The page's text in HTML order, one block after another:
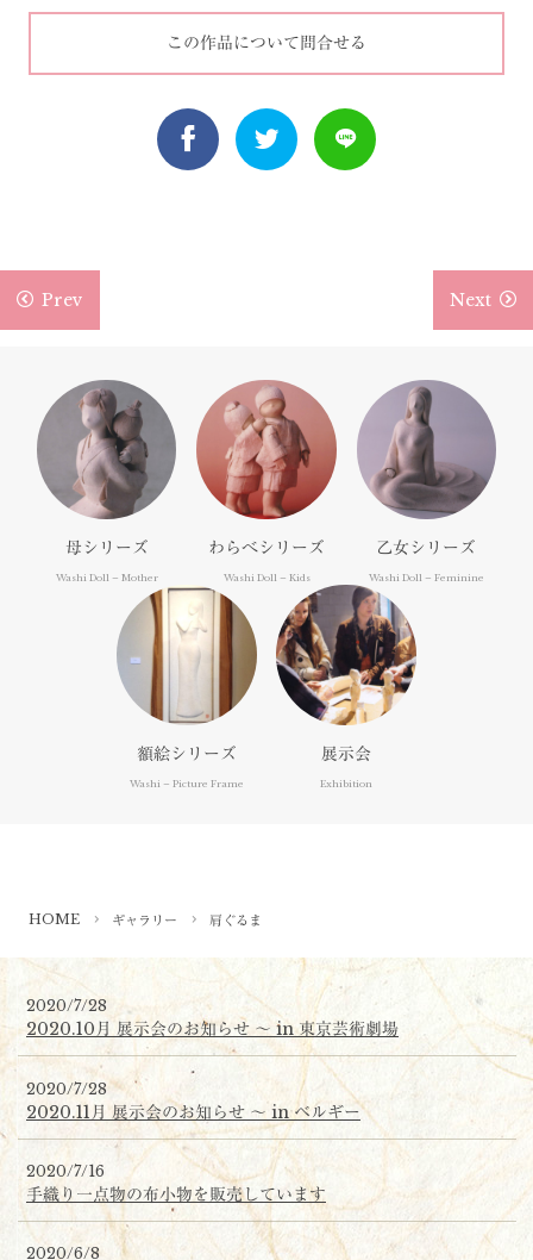
らぎ度」の値。
波動と人形
高野 幸司
この人形達は、あなたに素敵なリラック
ス感と安らぎを与えてくれることと思い
ます。それは、作者の心の在り方はもち
ろんですが、人形制作のアトリエにも秘
密があるのです。
あなたは、山登り等に行ってとても清々
しい気分になったり、美しい物を見て感
とても良い気分になれるのです。
身体が疲れた時、私たちは指圧やお灸で
「ツボ」を刺激したりして元気を取り戻
すように、土地にも「ツボ」があり、そ
こに特殊な「炭」を埋め込むことで、 土
地を活き活きと甦らすことが出来るので
す。
この手法を、人形制作のアトリエに採用
してもらいました。人形の材料はもちろ
ん、 作者の健康度や感性・真心を最大限
に引き出して制作された人形は、エネル
この作品について問合せる
Prev Next
母シリーズ
Washi Doll – Mother
わらべシリーズ
Washi Doll – Kids
乙女シリーズ
Washi Doll – Feminine
額絵シリーズ
Washi – Picture Frame
展示会
Exhibition
HOME ギャラリー 肩ぐるま
2020/7/28
2020.10月 展示会のお知らせ 〜 in 東京芸術劇場
2020/7/28
2020.11月 展示会のお知らせ 〜 in ベルギー
2020/7/16
手織り一点物の布小物を販売しています
2020/6/8